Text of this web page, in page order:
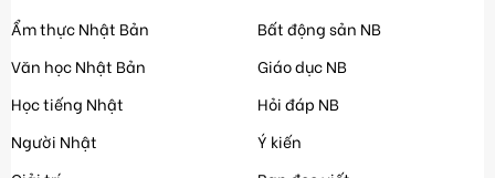
Ẩm thực Nhật Bản
Văn học Nhật Bản
Học tiếng Nhật
Người Nhật
Bất động sản NB
Giáo dục NB
Hỏi đáp NB
Ý kiến